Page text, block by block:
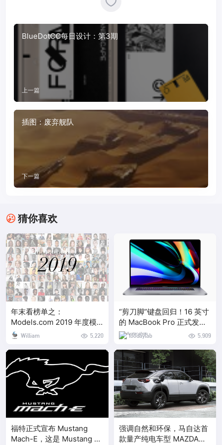
BlueDotCC每日设计：第3期
上一篇
插图：废弃舰队
下一篇
猜你喜欢
年末看榜单之：
Models.com 2019 年度模
特大奖
William 5,220
“剪刀脚”键盘回归！16 英寸
的 MacBook Pro 正式发布
了 toodaylab 5,909
福特正式宣布 Mustang
Mach-E，这是 Mustang 家
强调自然和环保，马自达首
款量产纯电车型 MAZDA